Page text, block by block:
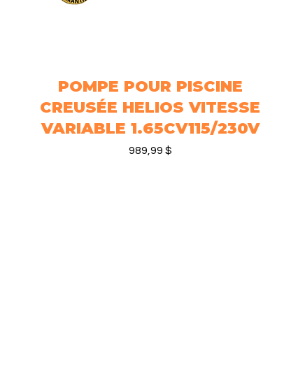
Aperçu rapide
POMPE POUR PISCINE
CREUSÉE HELIOS VITESSE
VARIABLE 1.65CV115/230V
Prix
989,99 $